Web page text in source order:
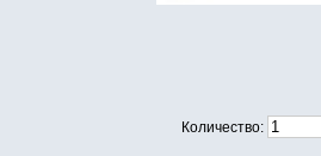
Количество: